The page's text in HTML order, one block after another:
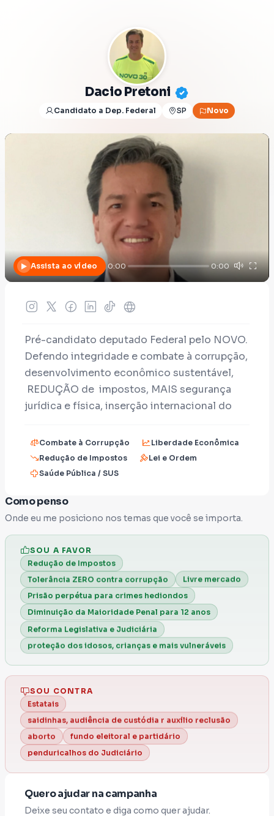
Dacio Pretoni
Candidato a Dep. Federal SP Novo
Assista ao vídeo 0:00 0:00
Pré-candidato deputado Federal pelo NOVO.
Defendo integridade e combate à corrupção,
desenvolvimento econômico sustentável,
REDUÇÃO de impostos, MAIS segurança
jurídica e física, inserção internacional do
mais eficiente e BARATO. Proteção de
crianças e idosos SEMPRE.
Combate à Corrupção
Liberdade Econômica
Redução de Impostos
Lei e Ordem
Saúde Pública / SUS
Como penso
Onde eu me posiciono nos temas que você se importa.
SOU A FAVOR
Redução de Impostos
Tolerância ZERO contra corrupção
Livre mercado
Prisão perpétua para crimes hediondos
Diminuição da Maioridade Penal para 12 anos
Reforma Legislativa e Judiciária
proteção dos idosos, crianças e mais vulneráveis
SOU CONTRA
Estatais
saidinhas, audiência de custódia r auxílio reclusão
aborto
fundo eleitoral e partidário
penduricalhos do Judiciário
Quero ajudar na campanha
Deixe seu contato e diga como quer ajudar.